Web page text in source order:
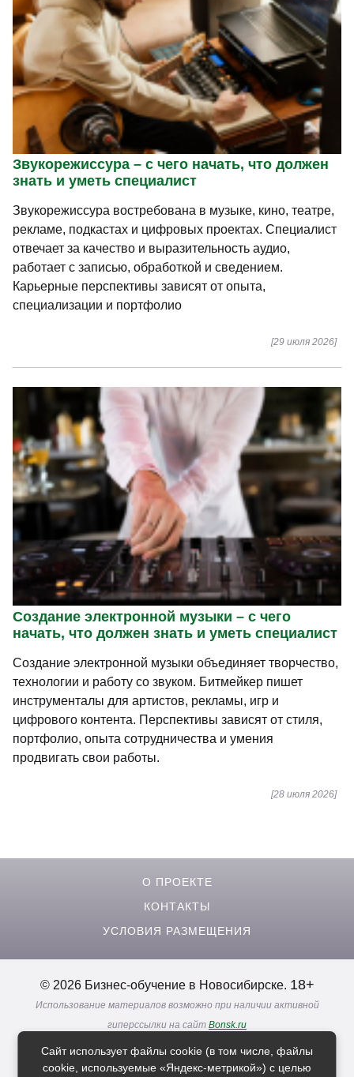
Звукорежиссура – с чего начать, что должен
знать и уметь специалист
Звукорежиссура востребована в музыке, кино, театре,
рекламе, подкастах и цифровых проектах. Специалист
отвечает за качество и выразительность аудио,
работает с записью, обработкой и сведением.
Карьерные перспективы зависят от опыта,
специализации и портфолио
[29 июля 2026]
Создание электронной музыки – с чего
начать, что должен знать и уметь специалист
Создание электронной музыки объединяет творчество,
технологии и работу со звуком. Битмейкер пишет
инструменталы для артистов, рекламы, игр и
цифрового контента. Перспективы зависят от стиля,
портфолио, опыта сотрудничества и умения
продвигать свои работы.
[28 июля 2026]
О ПРОЕКТЕ
КОНТАКТЫ
УСЛОВИЯ РАЗМЕЩЕНИЯ
© 2026 Бизнес-обучение в Новосибирске. 18+
Использование материалов возможно при наличии активной
гиперссылки на сайт Bonsk.ru
Реклама. Информация о рекламодателях по ссылкам
Политика в отношении обработки персональных данных
Сайт использует файлы cookie (в том числе, файлы
cookie, используемые «Яндекс-метрикой») с целью